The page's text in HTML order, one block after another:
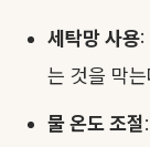
세탁망 사용:
는 것을 막
물 온도 조절